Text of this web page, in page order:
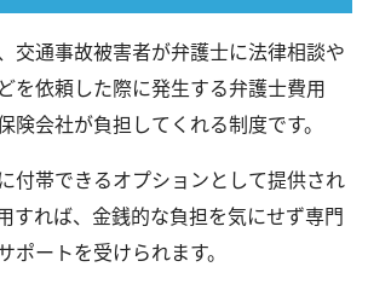
交通事故被害者が弁護士に法律相談や
を依頼した際に発生する弁護士費用
険会社が負担してくれる制度です。
付帯できるオプションとして提供され
すれば、金銭的な負担を気にせず専門
ポートを受けられます。